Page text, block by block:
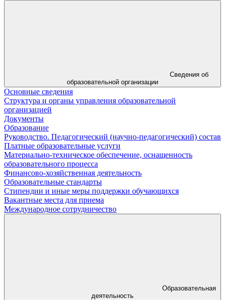
Сведения об
образовательной организации
Основные сведения
Структура и органы управления образовательной
организацией
Документы
Образование
Руководство. Педагогический (научно-педагогический) состав
Платные образовательные услуги
Материально-техническое обеспечение, оснащенность
образовательного процесса
Финансово-хозяйственная деятельность
Образовательные стандарты
Стипендии и иные меры поддержки обучающихся
Вакантные места для приема
Международное сотрудничество
Образовательная
деятельность